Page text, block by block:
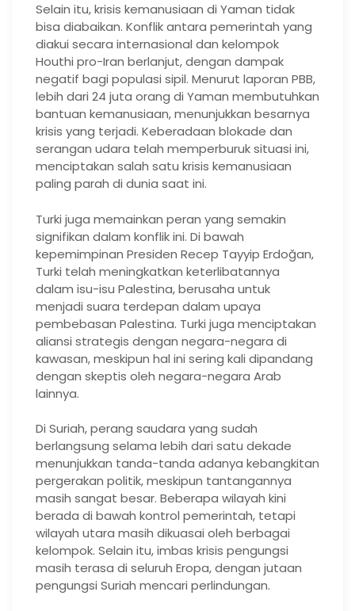
Selain itu, krisis kemanusiaan di Yaman tidak
bisa diabaikan. Konflik antara pemerintah yang
diakui secara internasional dan kelompok
Houthi pro-Iran berlanjut, dengan dampak
negatif bagi populasi sipil. Menurut laporan PBB,
lebih dari 24 juta orang di Yaman membutuhkan
bantuan kemanusiaan, menunjukkan besarnya
krisis yang terjadi. Keberadaan blokade dan
serangan udara telah memperburuk situasi ini,
menciptakan salah satu krisis kemanusiaan
paling parah di dunia saat ini.
Turki juga memainkan peran yang semakin
signifikan dalam konflik ini. Di bawah
kepemimpinan Presiden Recep Tayyip Erdoğan,
Turki telah meningkatkan keterlibatannya
dalam isu-isu Palestina, berusaha untuk
menjadi suara terdepan dalam upaya
pembebasan Palestina. Turki juga menciptakan
aliansi strategis dengan negara-negara di
kawasan, meskipun hal ini sering kali dipandang
dengan skeptis oleh negara-negara Arab
lainnya.
Di Suriah, perang saudara yang sudah
berlangsung selama lebih dari satu dekade
menunjukkan tanda-tanda adanya kebangkitan
pergerakan politik, meskipun tantangannya
masih sangat besar. Beberapa wilayah kini
berada di bawah kontrol pemerintah, tetapi
wilayah utara masih dikuasai oleh berbagai
kelompok. Selain itu, imbas krisis pengungsi
masih terasa di seluruh Eropa, dengan jutaan
pengungsi Suriah mencari perlindungan.